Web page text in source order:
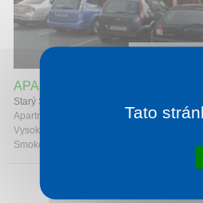
APARTMÁNY KOLIBA KAMZÍK
Starý Smokovec
Apartmány Koliba Kamzík se nacházejí
Vysokých Tater ve Starém Smokovci. Starý
Smokovec je nejstarší tatranská osada na
Tato